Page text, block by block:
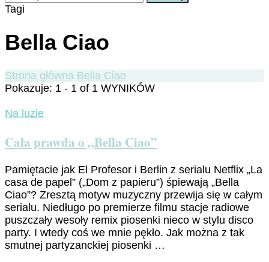
Tagi
Bella Ciao
Strona główna Bella Ciao
Pokazuje: 1 - 1 of 1 WYNIKÓW
Na luzie
Cała prawda o „Bella Ciao”
Pamiętacie jak El Profesor i Berlin z serialu Netflix „La
casa de papel” („Dom z papieru”) śpiewają „Bella
Ciao”? Zresztą motyw muzyczny przewija się w całym
serialu. Niedługo po premierze filmu stacje radiowe
puszczały wesoły remix piosenki nieco w stylu disco
party. I wtedy coś we mnie pękło. Jak można z tak
smutnej partyzanckiej piosenki …